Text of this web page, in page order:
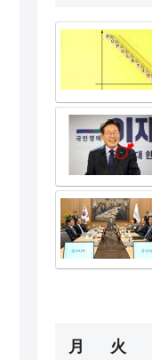
月 火